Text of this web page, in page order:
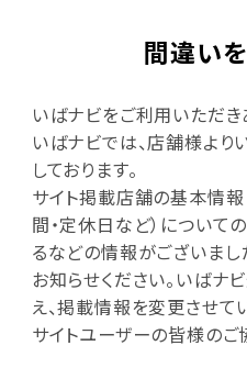
間違い
いばナビをご利用いただき
いばナビでは、店舗様よ
しております。
サイト掲載店舗の基本情報
間・定休日など）について
るなどの情報がございまし
お知らせください。いばナ
え、掲載情報を変更させて
サイトユーザーの皆様のご